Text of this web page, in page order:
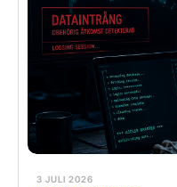
3 JULI 2026